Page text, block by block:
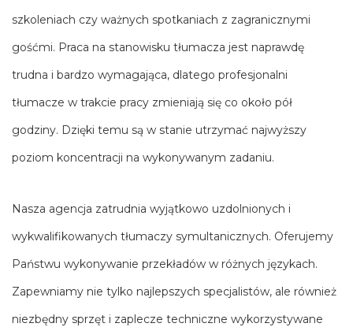
szkoleniach czy ważnych spotkaniach z zagranicznymi
gośćmi. Praca na stanowisku tłumacza jest naprawdę
trudna i bardzo wymagająca, dlatego profesjonalni
tłumacze w trakcie pracy zmieniają się co około pół
godziny. Dzięki temu są w stanie utrzymać najwyższy
poziom koncentracji na wykonywanym zadaniu.
Nasza agencja zatrudnia wyjątkowo uzdolnionych i
wykwalifikowanych tłumaczy symultanicznych. Oferujemy
Państwu wykonywanie przekładów w różnych językach.
Zapewniamy nie tylko najlepszych specjalistów, ale również
niezbędny sprzęt i zaplecze techniczne wykorzystywane